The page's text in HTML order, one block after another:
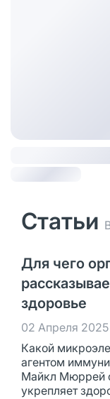
Статьи
Для чего
здоровье
02 Апреля 2025
Какой
агентом
Майкл Мюррей
укрепляет